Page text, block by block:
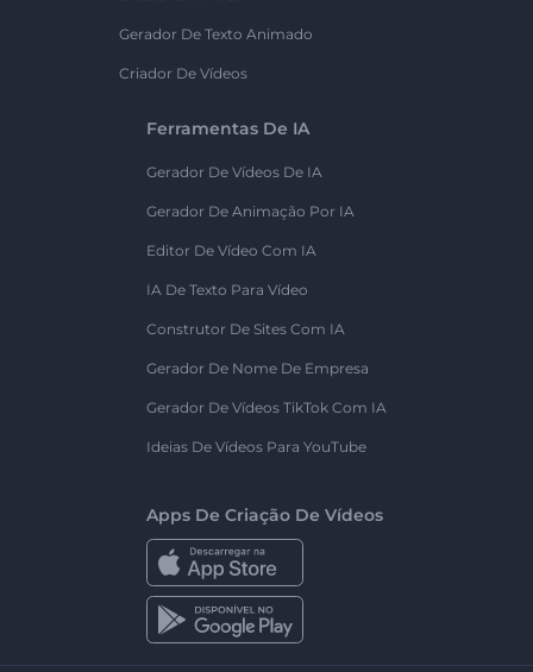
Gerador De Texto Animado
Criador De Vídeos
Ferramentas De IA
Gerador De Vídeos De IA
Gerador De Animação Por IA
Editor De Vídeo Com IA
IA De Texto Para Vídeo
Construtor De Sites Com IA
Gerador De Nome De Empresa
Gerador De Vídeos TikTok Com IA
Ideias De Vídeos Para YouTube
Apps De Criação De Vídeos